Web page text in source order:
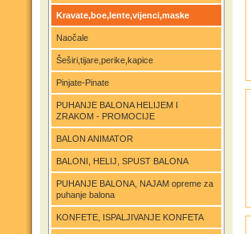
Kravate,boe,lente,vijenci,maske
Naočale
Šeširi,tijare,perike,kapice
Pinjate-Pinate
PUHANJE BALONA HELIJEM I
ZRAKOM - PROMOCIJE
BALON ANIMATOR
BALONI, HELIJ, SPUST BALONA
PUHANJE BALONA, NAJAM opreme za
puhanje balona
KONFETE, ISPALJIVANJE KONFETA